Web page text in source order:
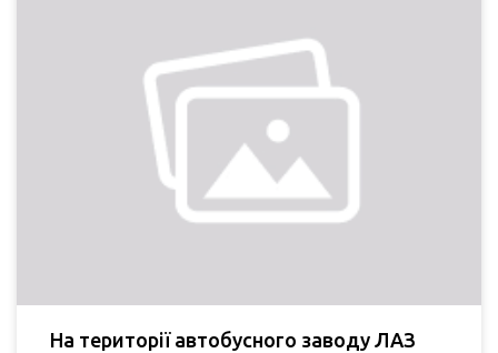
На території автобусного заводу ЛАЗ